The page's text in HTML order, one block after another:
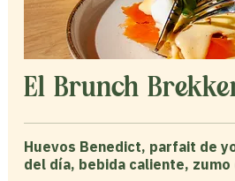
El Brunch
Huevos Benedict, parfait de
del día, bebida caliente, zumo